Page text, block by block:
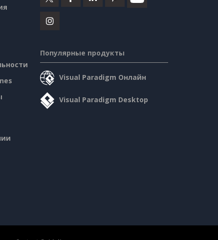
Популярные продукты
Visual Paradigm Онлайн
Visual Paradigm Desktop